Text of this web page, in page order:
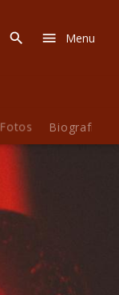
Menu
Fotos Biografie